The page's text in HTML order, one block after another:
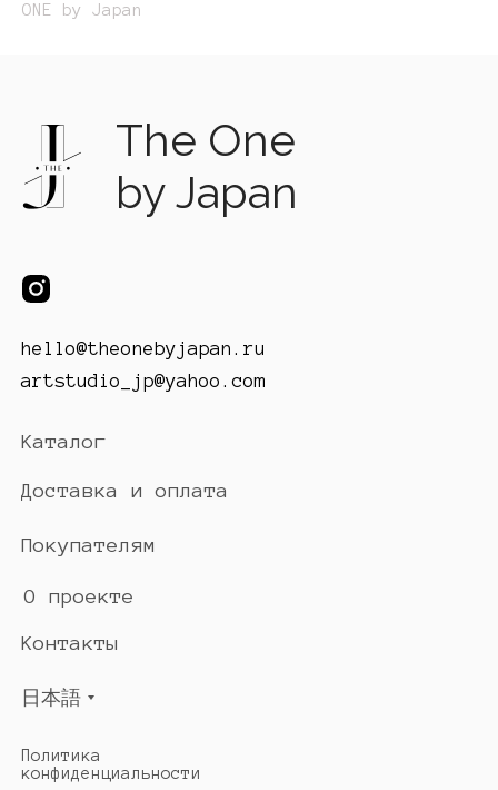
ONE by Japan
The One
by Japan
hello@theonebyjapan.ru
artstudio_jp@yahoo.com
Политика
конфиденциальности
Каталог
Доставка и оплата
О проекте
日本語
Контакты
Покупателям